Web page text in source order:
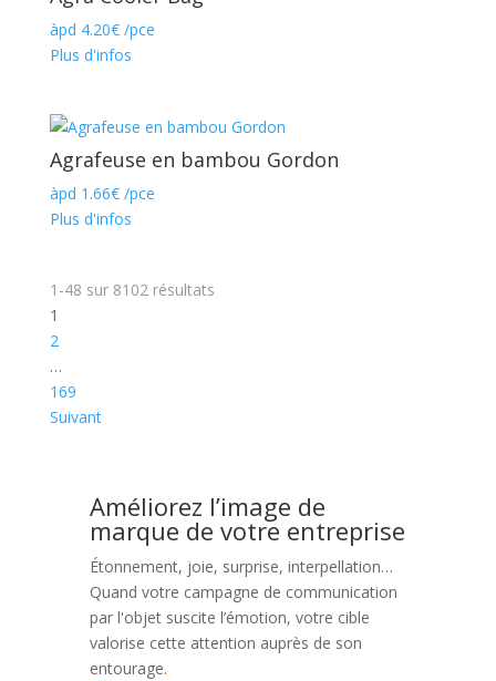
àpd 4.20€/pce
Plus d'infos
Agrafeuse en bambou Gordon
àpd 1.66€/pce
Plus d'infos
1-48 sur 8102 résultats
1
2
…
169
Suivant
Améliorez l’image de
marque de votre entreprise
Étonnement, joie, surprise, interpellation…
Quand votre campagne de communication
par l'objet suscite l’émotion, votre cible
valorise cette attention auprès de son
entourage.